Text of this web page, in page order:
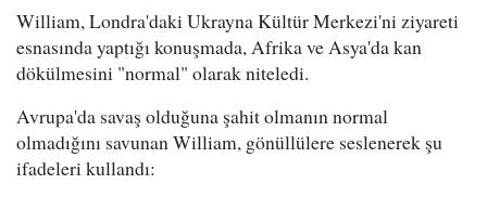
William,Londra'daki Ukrayna Kültür Merkezi'ni ziyareti
esnasında yaptığı konuşmada, Afrika ve Asya'da kan
dökülmesini "normal" olarak niteledi.
Avrupa'da savaş olduğuna şahit olmanın normal
olmadığını savunan William, gönüllülere seslenerek şu
ifadeleri kullandı: